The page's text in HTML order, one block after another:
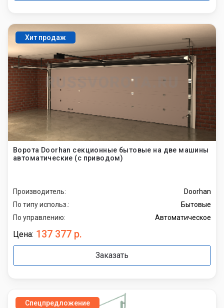
Хит продаж
Ворота Doorhan секционные бытовые на две машины
автоматические (с приводом)
Производитель:
Doorhan
По типу использ.:
Бытовые
По управлению:
Автоматическое
Цена: 137 377 р.
Заказать
Спецпредложение